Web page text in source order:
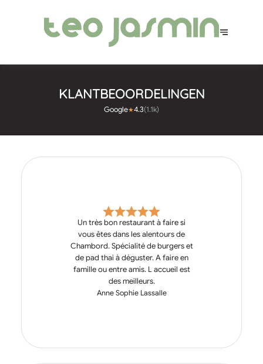
KLANTBEOORDELINGEN
Google★4.3(1.1k)
Un très bon restaurant à faire si
vous êtes dans les alentours de
Chambord. Spécialité de burgers et
de pad thai à déguster. A faire en
famille ou entre amis. L accueil est
des meilleurs.
Anne Sophie Lassalle